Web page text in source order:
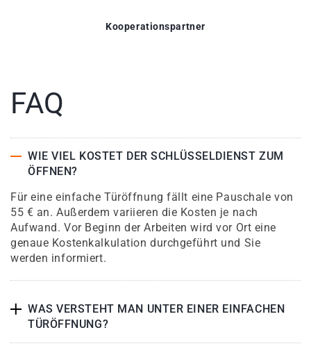
Kooperationspartner
FAQ
WIE VIEL KOSTET DER SCHLÜSSELDIENST ZUM
ÖFFNEN?
Für eine einfache Türöffnung fällt eine Pauschale von
55 € an. Außerdem variieren die Kosten je nach
Aufwand. Vor Beginn der Arbeiten wird vor Ort eine
genaue Kostenkalkulation durchgeführt und Sie
werden informiert.
WAS VERSTEHT MAN UNTER EINER EINFACHEN
TÜRÖFFNUNG?